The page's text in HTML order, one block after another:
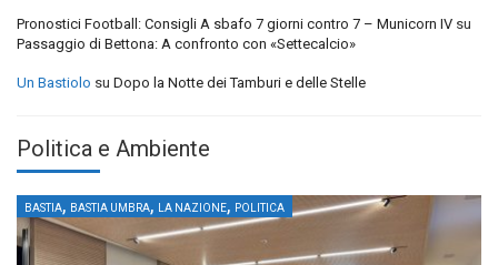
Pronostici Football: Consigli A sbafo 7 giorni contro 7 – Municorn IV su
Passaggio di Bettona: A confronto con «Settecalcio»
Un Bastiolo su Dopo la Notte dei Tamburi e delle Stelle
Politica e Ambiente
BASTIA, BASTIA UMBRA, LA NAZIONE, POLITICA